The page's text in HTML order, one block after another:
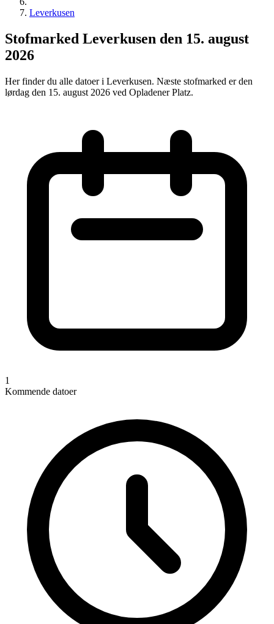
Leverkusen
Stofmarked Leverkusen den 15. august
2026
Her finder du alle datoer i Leverkusen. Næste stofmarked er den
lørdag den 15. august 2026 ved Opladener Platz.
1
Kommende datoer